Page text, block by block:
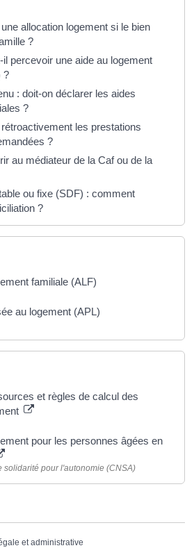
allocation logement si le bien
?
il percevoir une aide au logement
?
: doit-on déclarer les aides
?
les prestations
?
au médiateur de la Caf ou de la
ou fixe (SDF) : comment
?
familiale (ALF)
au logement (APL)
et règles de calcul des
pour les personnes âgées en
solidarité pour l'autonomie (CNSA)
et administrative